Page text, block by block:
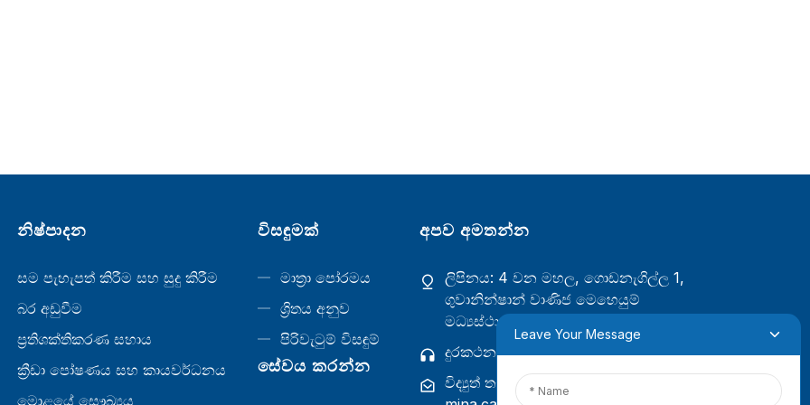
නිෂ්පාදන
සම පැහැපත් කිරීම සහ සුදු කිරීම
බර අඩුවීම
ප්‍රතිශක්තිකරණ සහාය
ක්‍රීඩා පෝෂණය සහ කායවර්ධනය
මොළයේ සෞඛ්‍යය
විසඳුමක්
මාත්‍රා පෝරමය
ශ්‍රිතය අනුව
පිරිවැටුම් විසඳුම්
සේවය කරන්න
අපව අමතන්න
ලිපිනය: 4 වන මහල, ගොඩනැගිල්ල 1,
ගුවානින්ෂාන් වාණිජ මෙහෙයුම්
මධ්‍යස්ථානය, ෂියාමෙන්, ෆුජියන්, චීනය
දුරකථන: +86 18965423693
විද්‍යුත් තැපෑල:
Leave Your Message